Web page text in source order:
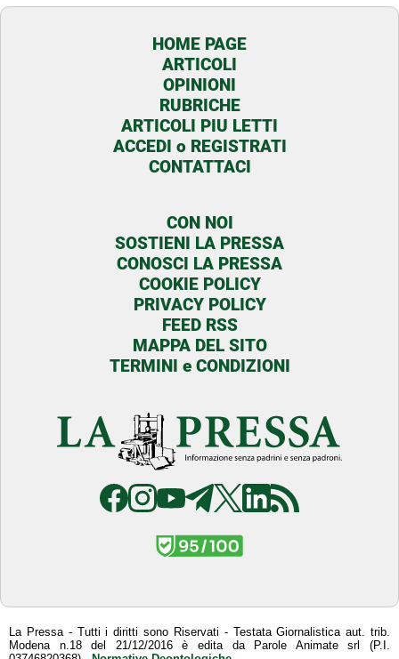
HOME PAGE
ARTICOLI
OPINIONI
RUBRICHE
ARTICOLI PIU LETTI
ACCEDI o REGISTRATI
CONTATTACI
CON NOI
SOSTIENI LA PRESSA
CONOSCI LA PRESSA
COOKIE POLICY
PRIVACY POLICY
FEED RSS
MAPPA DEL SITO
TERMINI e CONDIZIONI
La Pressa - Tutti i diritti sono Riservati - Testata Giornalistica aut. trib.
Modena n.18 del 21/12/2016 è edita da Parole Animate srl (P.I.